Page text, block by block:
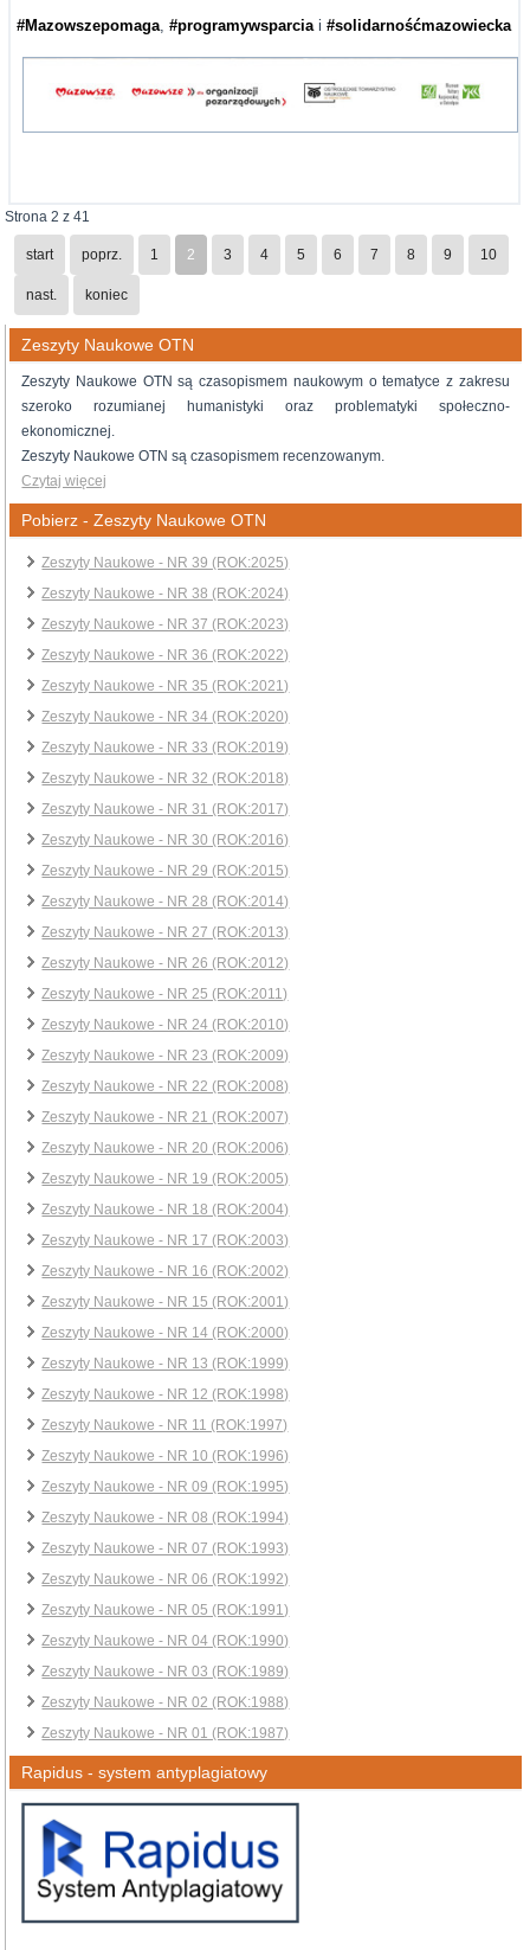
#Mazowszepomaga ,#programywsparcia i#solidarnośćmazowiecka
Strona 2 z 41
start poprz. 1 2 3 4 5 6 7 8 9 10
nast. koniec
Zeszyty Naukowe OTN
Zeszyty Naukowe OTN są czasopismem naukowym o tematyce z zakresu
szeroko rozumianej humanistyki oraz problematyki społeczno-
ekonomicznej.
Zeszyty Naukowe OTN są czasopismem recenzowanym.
Czytaj więcej
Pobierz - Zeszyty Naukowe OTN
Zeszyty Naukowe - NR 39 (ROK:2025)
Zeszyty Naukowe - NR 38 (ROK:2024)
Zeszyty Naukowe - NR 37 (ROK:2023)
Zeszyty Naukowe - NR 36 (ROK:2022)
Zeszyty Naukowe - NR 35 (ROK:2021)
Zeszyty Naukowe - NR 34 (ROK:2020)
Zeszyty Naukowe - NR 33 (ROK:2019)
Zeszyty Naukowe - NR 32 (ROK:2018)
Zeszyty Naukowe - NR 31 (ROK:2017)
Zeszyty Naukowe - NR 30 (ROK:2016)
Zeszyty Naukowe - NR 29 (ROK:2015)
Zeszyty Naukowe - NR 28 (ROK:2014)
Zeszyty Naukowe - NR 27 (ROK:2013)
Zeszyty Naukowe - NR 26 (ROK:2012)
Zeszyty Naukowe - NR 25 (ROK:2011)
Zeszyty Naukowe - NR 24 (ROK:2010)
Zeszyty Naukowe - NR 23 (ROK:2009)
Zeszyty Naukowe - NR 22 (ROK:2008)
Zeszyty Naukowe - NR 21 (ROK:2007)
Zeszyty Naukowe - NR 20 (ROK:2006)
Zeszyty Naukowe - NR 19 (ROK:2005)
Zeszyty Naukowe - NR 18 (ROK:2004)
Zeszyty Naukowe - NR 17 (ROK:2003)
Zeszyty Naukowe - NR 16 (ROK:2002)
Zeszyty Naukowe - NR 15 (ROK:2001)
Zeszyty Naukowe - NR 14 (ROK:2000)
Zeszyty Naukowe - NR 13 (ROK:1999)
Zeszyty Naukowe - NR 12 (ROK:1998)
Zeszyty Naukowe - NR 11 (ROK:1997)
Zeszyty Naukowe - NR 10 (ROK:1996)
Zeszyty Naukowe - NR 09 (ROK:1995)
Zeszyty Naukowe - NR 08 (ROK:1994)
Zeszyty Naukowe - NR 07 (ROK:1993)
Zeszyty Naukowe - NR 06 (ROK:1992)
Zeszyty Naukowe - NR 05 (ROK:1991)
Zeszyty Naukowe - NR 04 (ROK:1990)
Zeszyty Naukowe - NR 03 (ROK:1989)
Zeszyty Naukowe - NR 02 (ROK:1988)
Zeszyty Naukowe - NR 01 (ROK:1987)
Rapidus - system antyplagiatowy